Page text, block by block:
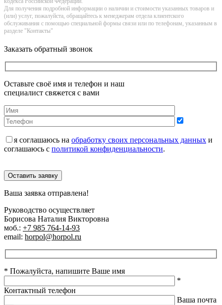
Для получения подробной информации о наличии и стоимости указанных товаров и
(или) услуг, пожалуйста, обращайтесь к менеджерам отдела клиентского
обслуживания с помощью специальной формы связи или по телефонам, указанным в
разделе "Контакты"
Заказать обратный звонок
Оставьте своё имя и телефон и наш
специалист свяжется с вами
я соглашаюсь на обработку своих персональных данных и
соглашаюсь с политикой конфиденциальности.
Оставить заявку
Ваша заявка отправлена!
Руководство осуществляет
Борисова Наталия Викторовна
моб.: +7 985 764-14-93
email: horpol@horpol.ru
* Пожалуйста, напишите Ваше имя
*
Контактный телефон
Ваша почта